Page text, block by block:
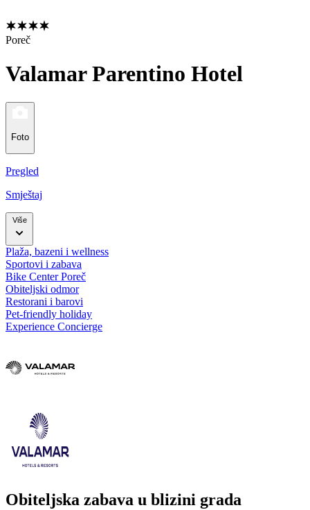
Poreč
Valamar Parentino Hotel
Foto
Pregled
Smještaj
Više
Plaža, bazeni i wellness
Sportovi i zabava
Bike Center Poreč
Obiteljski odmor
Restorani i barovi
Pet-friendly holiday
Experience Concierge
Obiteljska zabava u blizini grada